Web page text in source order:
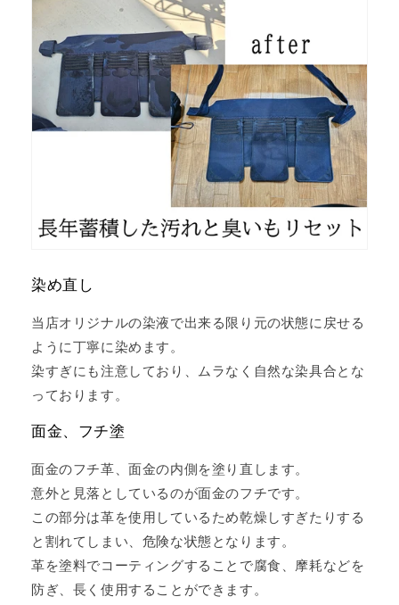
染め直し
当店オリジナルの染液で出来る限り元の状態に戻せる
ように丁寧に染めます。
染すぎにも注意しており、ムラなく自然な染具合とな
っております。
面金、フチ塗
面金のフチ革、面金の内側を塗り直します。
意外と見落としているのが面金のフチです。
この部分は革を使用しているため乾燥しすぎたりする
と割れてしまい、危険な状態となります。
革を塗料でコーティングすることで腐食、摩耗などを
防ぎ、長く使用することができます。